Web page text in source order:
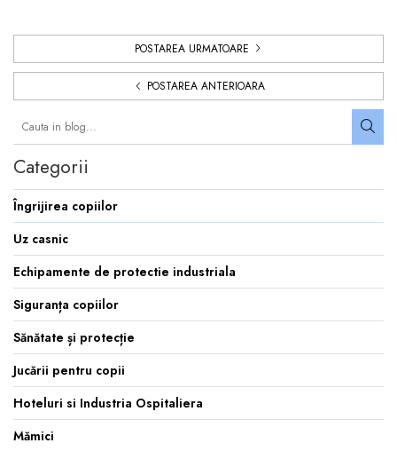
POSTAREA URMATOARE
POSTAREA ANTERIOARA
Categorii
Îngrijirea copiilor
Uz casnic
Echipamente de protectie industriala
Siguranța copiilor
Sănătate și protecție
Jucării pentru copii
Hoteluri si Industria Ospitaliera
Mămici